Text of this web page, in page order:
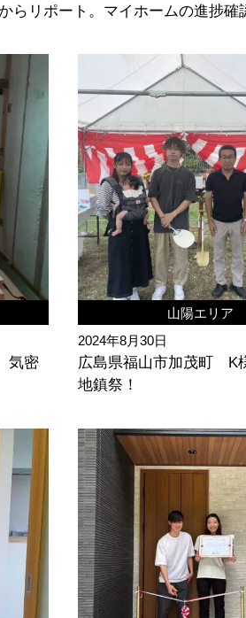
らリポート。マイホームの進捗確
気密
山陽エリア
2024年8月30日
広島県福山市加茂町 K
地鎮祭！